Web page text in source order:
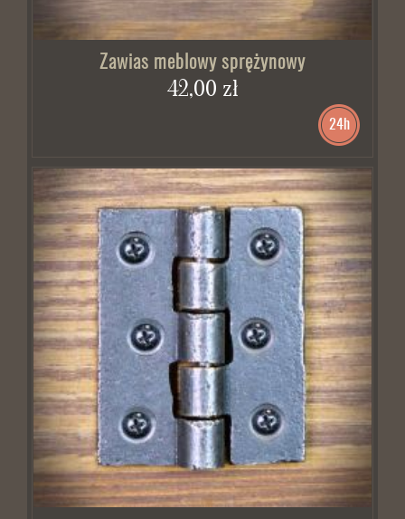
Zawias meblowy sprężynowy
42,00 zł
24h